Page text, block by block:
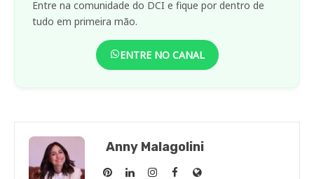
Entre na comunidade do DCI e fique por dentro de
tudo em primeira mão.
ENTRE NO CANAL
Anny Malagolini
AnnyAnnyAnnyAnnySite